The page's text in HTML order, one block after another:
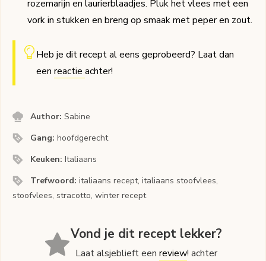
rozemarijn en laurierblaadjes. Pluk het vlees met een
vork in stukken en breng op smaak met peper en zout.
Heb je dit recept al eens geprobeerd? Laat dan
een reactie achter!
Author:Sabine
Gang:hoofdgerecht
Keuken:Italiaans
Trefwoord:italiaans recept, italiaans stoofvlees,
stoofvlees, stracotto, winter recept
Vond je dit recept lekker?
Laat alsjeblieft eenreview! achter